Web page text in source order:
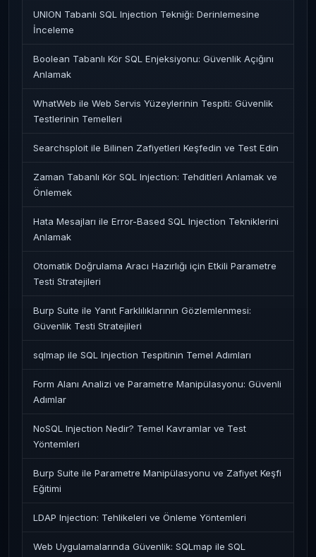
UNION Tabanlı SQL Injection Tekniği: Derinlemesine
İnceleme
Boolean Tabanlı Kör SQL Enjeksiyonu: Güvenlik Açığını
Anlamak
WhatWeb ile Web Servis Yüzeylerinin Tespiti: Güvenlik
Testlerinin Temelleri
Searchsploit ile Bilinen Zafiyetleri Keşfedin ve Test Edin
Zaman Tabanlı Kör SQL Injection: Tehditleri Anlamak ve
Önlemek
Hata Mesajları ile Error-Based SQL Injection Tekniklerini
Anlamak
Otomatik Doğrulama Aracı Hazırlığı için Etkili Parametre
Testi Stratejileri
Burp Suite ile Yanıt Farklılıklarının Gözlemlenmesi:
Güvenlik Testi Stratejileri
sqlmap ile SQL Injection Tespitinin Temel Adımları
Form Alanı Analizi ve Parametre Manipülasyonu: Güvenli
Adımlar
NoSQL Injection Nedir? Temel Kavramlar ve Test
Yöntemleri
Burp Suite ile Parametre Manipülasyonu ve Zafiyet Keşfi
Eğitimi
LDAP Injection: Tehlikeleri ve Önleme Yöntemleri
Web Uygulamalarında Güvenlik: SQLmap ile SQL